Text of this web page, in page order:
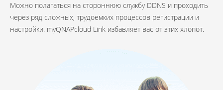
Можно полагаться на стороннюю службу DDNS и проходить
через ряд сложных, трудоемких процессов регистрации и
настройки. myQNAPcloud Link избавляет вас от этих хлопот.